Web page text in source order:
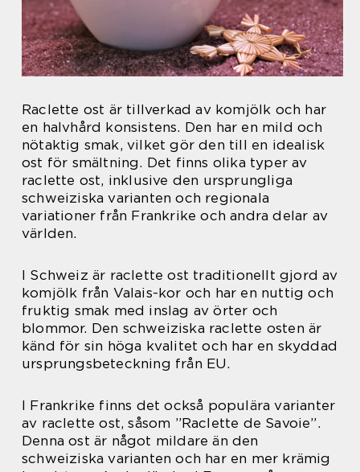
Raclette ost är tillverkad av komjölk och har
en halvhård konsistens. Den har en mild och
nötaktig smak, vilket gör den till en idealisk
ost för smältning. Det finns olika typer av
raclette ost, inklusive den ursprungliga
schweiziska varianten och regionala
variationer från Frankrike och andra delar av
världen.
I Schweiz är raclette ost traditionellt gjord av
komjölk från Valais-kor och har en nuttig och
fruktig smak med inslag av örter och
blommor. Den schweiziska raclette osten är
känd för sin höga kvalitet och har en skyddad
ursprungsbeteckning från EU.
I Frankrike finns det också populära varianter
av raclette ost, såsom ”Raclette de Savoie”.
Denna ost är något mildare än den
schweiziska varianten och har en mer krämig